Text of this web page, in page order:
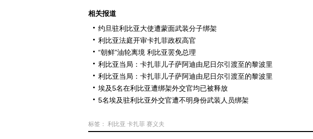
相关报道
约旦驻利比亚大使遭蒙面武装分子绑架
利比亚法庭开审卡扎菲政权高官
“朝鲜”油轮离境 利比亚罢免总理
利比亚当局：卡扎菲儿子萨阿迪由尼日尔引渡至的黎波里
利比亚当局：卡扎菲儿子萨阿迪由尼日尔引渡至的黎波里
埃及5名在利比亚遭绑架外交官均已被释放
5名埃及驻利比亚外交官遭不明身份武装人员绑架
标签： 利比亚 卡扎菲 赛义夫